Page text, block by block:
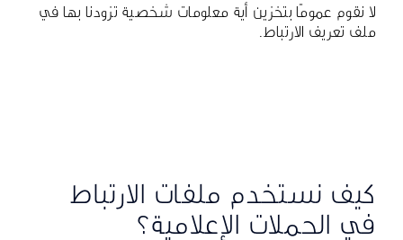
لا نقوم عمومًا بتخزين أية معلومات شخصية تزودنا بها في
ملف تعريف الارتباط.
كيف نستخدم ملفات الارتباط
في الحملات الإعلامية؟